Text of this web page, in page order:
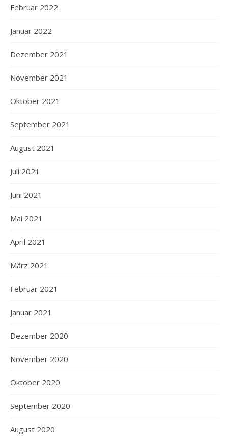
Februar 2022
Januar 2022
Dezember 2021
November 2021
Oktober 2021
September 2021
August 2021
Juli 2021
Juni 2021
Mai 2021
April 2021
März 2021
Februar 2021
Januar 2021
Dezember 2020
November 2020
Oktober 2020
September 2020
August 2020